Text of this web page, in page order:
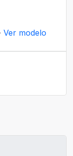
Ver modelo